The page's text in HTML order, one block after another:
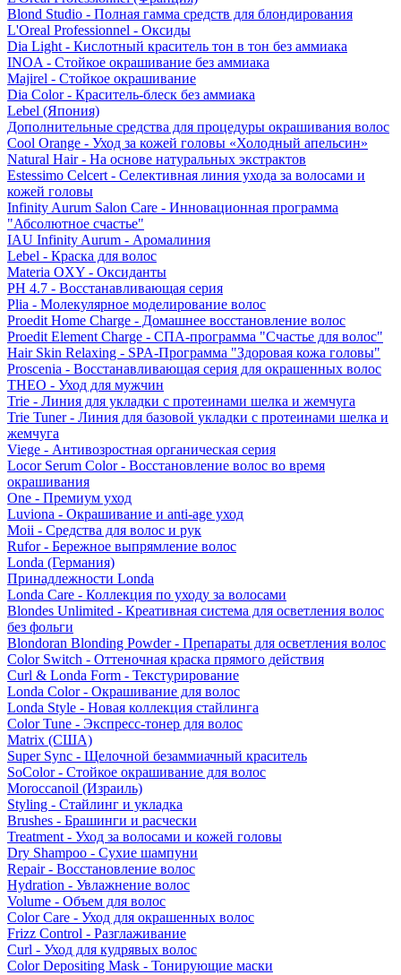
Blond Studio - Полная гамма средств для блондирования
L'Oreal Professionnel - Оксиды
Dia Light - Кислотный краситель тон в тон без аммиака
INOA - Стойкое окрашивание без аммиака
Majirel - Стойкое окрашивание
Dia Color - Краситель-блеск без аммиака
Lebel (Япония)
Дополнительные средства для процедуры окрашивания волос
Cool Orange - Уход за кожей головы «Холодный апельсин»
Natural Hair - На основе натуральных экстрактов
Estessimo Celcert - Селективная линия ухода за волосами и
кожей головы
Infinity Aurum Salon Care - Инновационная программа
"Абсолютное счастье"
IAU Infinity Aurum - Аромалиния
Lebel - Краска для волос
Materia OXY - Оксиданты
PH 4.7 - Восстанавливающая серия
Plia - Молекулярное моделирование волос
Proedit Home Charge - Домашнее восстановление волос
Proedit Element Charge - СПА-программа "Счастье для волос"
Hair Skin Relaxing - SPA-Программа "Здоровая кожа головы"
Proscenia - Восстанавливающая серия для окрашенных волос
THEO - Уход для мужчин
Trie - Линия для укладки с протеинами шелка и жемчуга
Trie Tuner - Линия для базовой укладки с протеинами шелка и
жемчуга
Viege - Антивозростная органическая серия
Locor Serum Color - Восстановление волос во время
окрашивания
One - Премиум уход
Luviona - Окрашивание и anti-age уход
Moii - Средства для волос и рук
Rufor - Бережное выпрямление волос
Londa (Германия)
Принадлежности Londa
Londa Care - Коллекция по уходу за волосами
Blondes Unlimited - Креативная система для осветления волос
без фольги
Blondoran Blonding Powder - Препараты для осветления волос
Color Switch - Оттеночная краска прямого действия
Curl & Londa Form - Текстурирование
Londa Color - Окрашивание для волос
Londa Style - Новая коллекция стайлинга
Color Tune - Экспресс-тонер для волос
Matrix (США)
Super Sync - Щелочной безаммиачный краситель
SoColor - Стойкое окрашивание для волос
Moroccanoil (Израиль)
Styling - Стайлинг и укладка
Brushes - Брашинги и расчески
Treatment - Уход за волосами и кожей головы
Dry Shampoo - Сухие шампуни
Repair - Восстановление волос
Hydration - Увлажнение волос
Volume - Объем для волос
Color Care - Уход для окрашенных волос
Frizz Control - Разглаживание
Curl - Уход для кудрявых волос
Color Depositing Mask - Тонирующие маски